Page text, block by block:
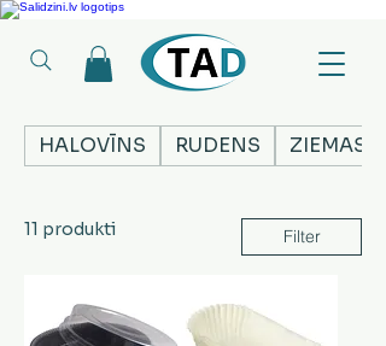
Ledusskapji, Sadzīves tehnika, Smaržas,
HALOVĪNS RUDENS
11 produkti Filter